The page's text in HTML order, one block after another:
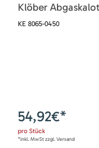
Klöber
KE 8065-0450
54,92€*
pro Stück
*inkl. MwSt zzgl. Versand